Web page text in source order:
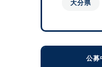
大分県
公募